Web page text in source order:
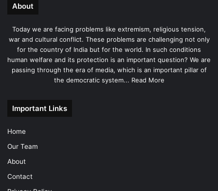
About
Today we are facing problems like extremism, religious tension,
war and cultural conflict. These problems are challenging not only
for the country of India but for the world. In such conditions
human welfare and its protection is an important question? We are
passing through the era of media, which is an important pillar of
the democratic system... Read More
Important Links
Home
Our Team
About
Contact